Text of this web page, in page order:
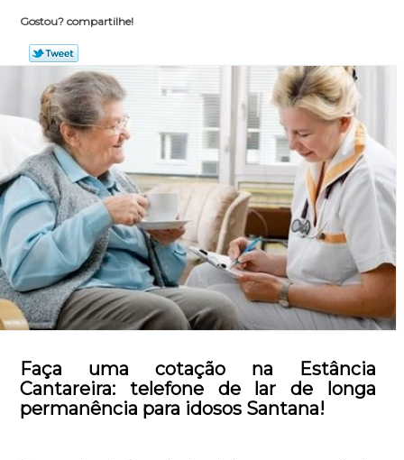
Gostou? compartilhe!
Faça uma cotação na Estância
Cantareira: telefone de lar de longa
permanência para idosos Santana!